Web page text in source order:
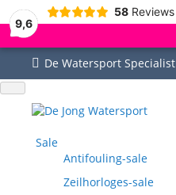
9,6
58 Reviews
De Watersport
Sale
Antifouling-sale
Zeilhorloges-sale